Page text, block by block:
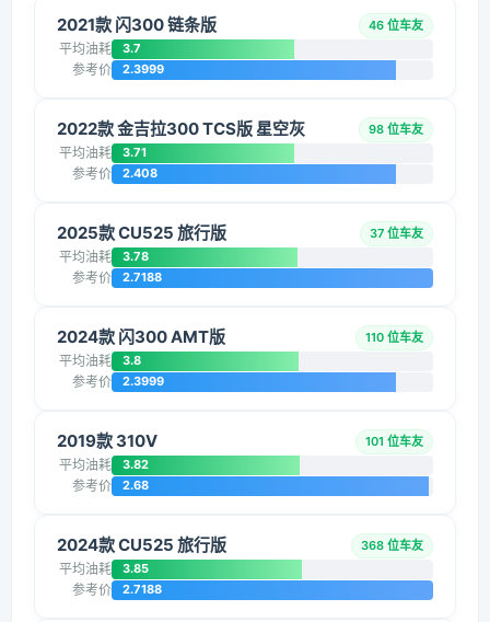
2021款 闪300 链条版 46 位车友
平均油耗 3.7
参考价 2.3999
2022款 金吉拉300 TCS版 星空灰 98 位车友
平均油耗 3.71
参考价 2.408
2025款 CU525 旅行版 37 位车友
平均油耗 3.78
参考价 2.7188
2024款 闪300 AMT版 110 位车友
平均油耗 3.8
参考价 2.3999
2019款 310V 101 位车友
平均油耗 3.82
参考价 2.68
2024款 CU525 旅行版 368 位车友
平均油耗 3.85
参考价 2.7188